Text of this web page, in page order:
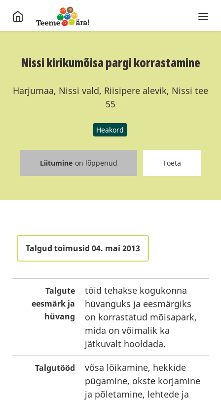
Nissi kirikumõisa pargi korrastamine
Harjumaa, Nissi vald, Riisipere alevik, Nissi tee
55
Heakord
Liitumine on lõppenud Toeta
Talgud toimusid 04. mai 2013
Talgute
eesmärk ja
hüvang
töid tehakse kogukonna
hüvanguks ja eesmärgiks
on korrastatud mõisapark,
mida on võimalik ka
jätkuvalt hooldada.
Talgutööd
võsa lõikamine, hekkide
pügamine, okste korjamine
ja põletamine, lehtede ja